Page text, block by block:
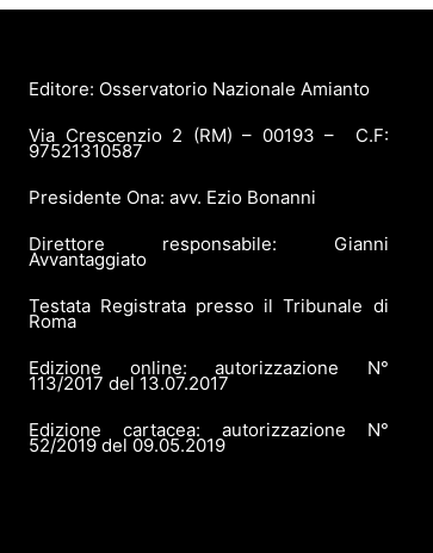
Editore: Osservatorio Nazionale Amianto
Via Crescenzio 2 (RM) – 00193 – C.F:
97521310587
Presidente Ona: avv. Ezio Bonanni
Direttore responsabile: Gianni
Avvantaggiato
Testata Registrata presso il Tribunale di
Roma
Edizione online: autorizzazione N°
113/2017 del 13.07.2017
Edizione cartacea: autorizzazione N°
52/2019 del 09.05.2019